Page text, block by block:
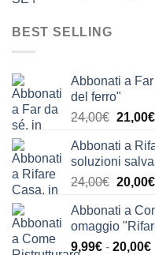
BEST SELLING
Abbonati a
del ferro"
24,00€ Il
era:
24,00€.
21,00€Il
Abbonati a
soluzioni
24,00€ Il
era:
24,00€.
20,00€Il
Abbonati a
omaggio
9,99€ - 20,00€